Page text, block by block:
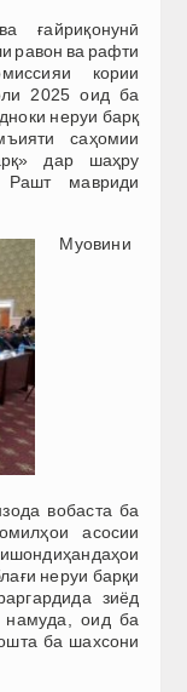
ғайриқонунӣ
равон ва рафти
кории
2025 оид ба
неруи барқ
саҳомии
дар шаҳру
Рашт мавриди
Муовини
вобаста ба
асосии
неруи барқи
зиёд
намуда, оид ба
ба шахсони